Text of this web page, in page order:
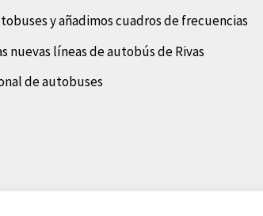
y añadimos cuadros de frecuencias
nuevas líneas de autobús de Rivas
de autobuses